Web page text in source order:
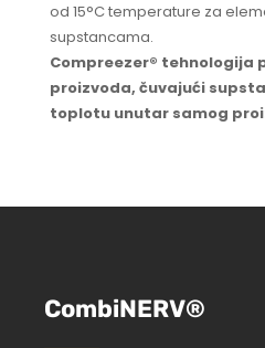
od 15°C temperature za
supstancama.
Compreezer® tehnologija
proizvoda, čuvajući
toplotu unutar samog
CombiNERV®